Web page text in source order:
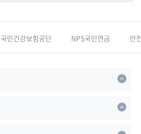
국민건강보험공단 NPS국민연금 안